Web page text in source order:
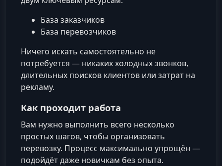
База заказчиков
База перевозчиков
Ничего искать самостоятельно не
потребуется — никаких холодных звонков,
длительных поисков клиентов или затрат на
рекламу.
Как проходит работа
Вам нужно выполнить всего несколько
простых шагов, чтобы организовать
перевозку. Процесс максимально упрощён —
подойдёт даже новичкам без опыта.